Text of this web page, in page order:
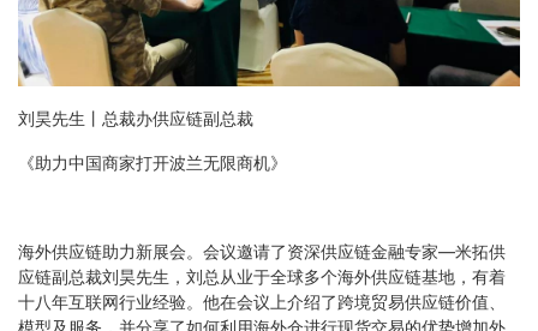
刘昊先生丨总裁办供应链副总裁
《助力中国商家打开波兰无限商机》
海外供应链助力新展会。会议邀请了资深供应链金融专家—米拓供
应链副总裁刘昊先生，刘总从业于全球多个海外供应链基地，有着
十八年互联网行业经验。他在会议上介绍了跨境贸易供应链价值、
模型及服务，并分享了如何利用海外仓进行现货交易的优势增加外